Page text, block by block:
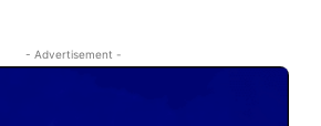
- Advertisement -